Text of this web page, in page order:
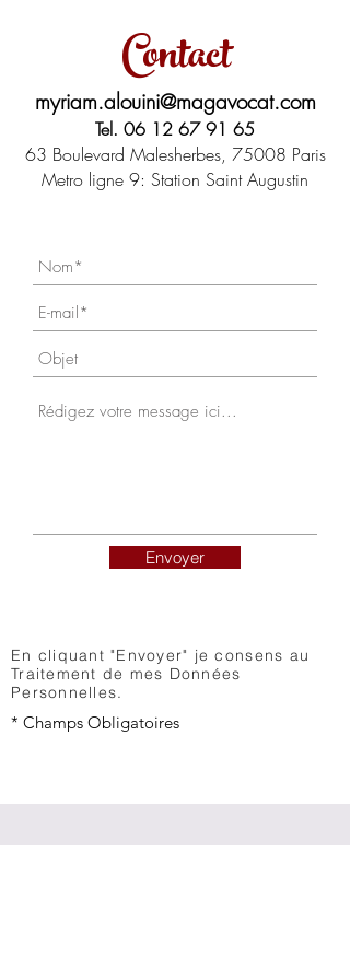
Contact
myriam.alouini@magavocat.com
Tel. 06 12 67 91 65
63 Boulevard Malesherbes, 75008 Paris
Metro ligne 9: Station Saint Augustin
Envoyer
En cliquant "Envoyer" je consens au
Traitement de mes Données
Personnelles.
* Champs Obligatoires